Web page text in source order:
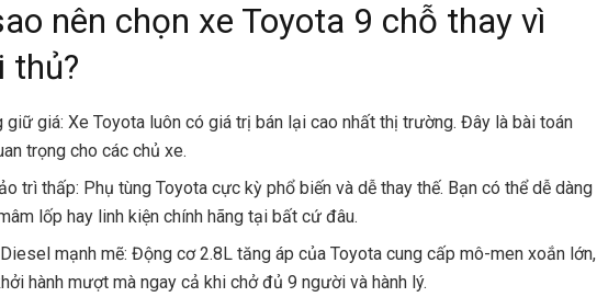
nên chọn xe Toyota 9 chỗ thay vì
thủ?
giữ giá: Xe Toyota luôn có giá trị bán lại cao nhất thị trường. Đây là bài toán
trọng cho các chủ xe.
trì thấp: Phụ tùng Toyota cực kỳ phổ biến và dễ thay thế. Bạn có thể dễ dàng
lốp hay linh kiện chính hãng tại bất cứ đâu.
mạnh mẽ: Động cơ 2.8L tăng áp của Toyota cung cấp mô-men xoắn lớn,
hành mượt mà ngay cả khi chở đủ 9 người và hành lý.